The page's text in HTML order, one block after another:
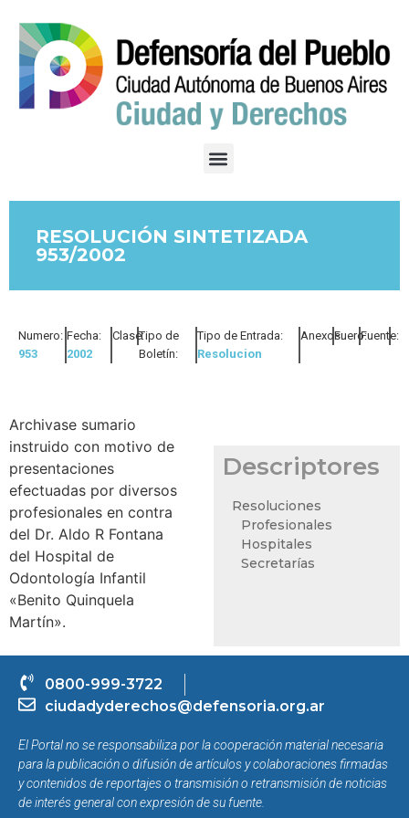
RESOLUCIÓN SINTETIZADA
953/2002
Numero:
953
Fecha:
2002
Clase:Tipo de
Boletín:
Tipo de Entrada:
Resolucion
Anexos:Fuero:Fuente:
Archivase sumario
instruido con motivo de
presentaciones
efectuadas por diversos
profesionales en contra
del Dr. Aldo R Fontana
del Hospital de
Odontología Infantil
«Benito Quinquela
Martín».
Descriptores
Resoluciones
Profesionales
Hospitales
Secretarías
0800-999-3722
ciudadyderechos@defensoria.org.ar
El Portal no se responsabiliza por la cooperación material necesaria
para la publicación o difusión de artículos y colaboraciones firmadas
y contenidos de reportajes o transmisión o retransmisión de noticias
de interés general con expresión de su fuente.